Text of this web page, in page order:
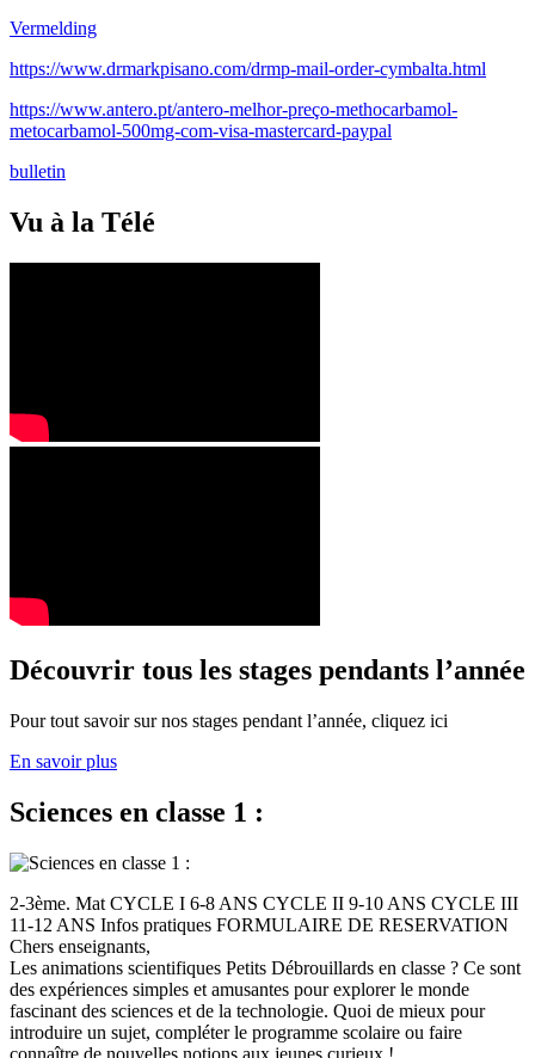
Vermelding
https://www.drmarkpisano.com/drmp-mail-order-cymbalta.html
https://www.antero.pt/antero-melhor-preço-methocarbamol-
metocarbamol-500mg-com-visa-mastercard-paypal
bulletin
Vu à la Télé
Découvrir tous les stages pendants l’année
Pour tout savoir sur nos stages pendant l’année, cliquez ici
En savoir plus
Sciences en classe 1 :
2-3ème. Mat CYCLE I 6-8 ANS CYCLE II 9-10 ANS CYCLE III
11-12 ANS Infos pratiques FORMULAIRE DE RESERVATION
Chers enseignants,
Les animations scientifiques Petits Débrouillards en classe ? Ce sont
des expériences simples et amusantes pour explorer le monde
fascinant des sciences et de la technologie. Quoi de mieux pour
introduire un sujet, compléter le programme scolaire ou faire
connaître de nouvelles notions aux jeunes curieux !